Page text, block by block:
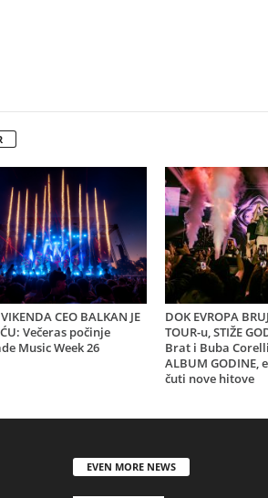
CEO BALKAN JE
Večeras počinje
Music Week 26
DOK EVROPA
TOUR-u, STIŽE
Brat i Buba
ALBUM GODINE,
čuti nove hitove
EVEN MORE NEWS